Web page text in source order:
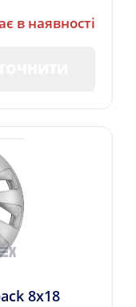
в наявності
8x18